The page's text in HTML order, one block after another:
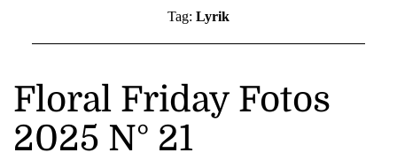
Tag: Lyrik
Floral Friday Fotos
2025 N° 21